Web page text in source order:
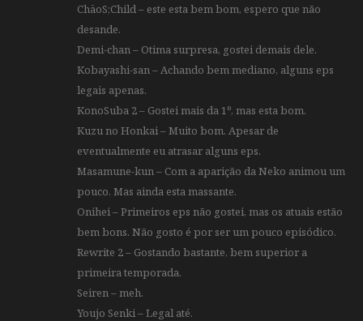
ChäoS;Child – este esta bem bom, espero que não
desande.
Demi-chan – Otima surpresa, gostei demais dele.
Kobayashi-san – Achando bem mediano, alguns eps
legais apenas.
KonoSuba 2 – Gostei mais da 1º, mas esta bom.
Kuzu no Honkai – Muito bom. Apesar de
eventualmente eu atrasar alguns eps.
Masamune-kun – Com a aparição da Neko animou um
pouco. Mas ainda esta massante.
Onihei – Primeiros eps não gostei, mas os atuais estão
bem bons. Não gosto é por ser um pouco episódico.
Rewrite 2 – Gostando bastante, bem superior a
primeira temporada.
Seiren – meh.
Youjo Senki – Legal até.